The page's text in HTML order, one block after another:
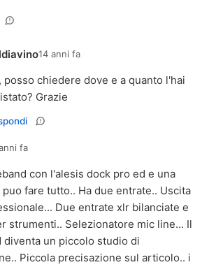
14 anni fa
posso chiedere dove e a quanto l'hai
fa
con l'alesis dock pro ed e una
puo fare tutto.. Ha due entrate.. Uscita
Due entrate xlr bilanciate e
strumenti.. Selezionatore mic line... Il
diventa un piccolo studio di
Piccola precisazione sul articolo.. i